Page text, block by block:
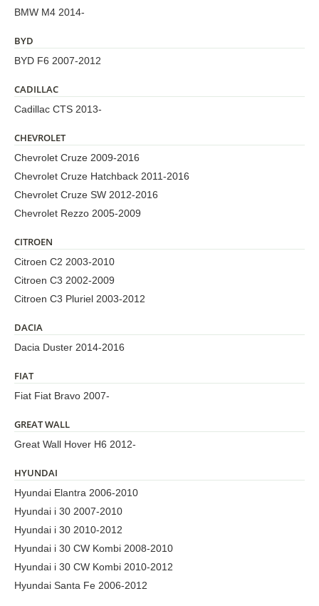
BMW M4 2014-
BYD
BYD F6 2007-2012
CADILLAC
Cadillac CTS 2013-
CHEVROLET
Chevrolet Cruze 2009-2016
Chevrolet Cruze Hatchback 2011-2016
Chevrolet Cruze SW 2012-2016
Chevrolet Rezzo 2005-2009
CITROEN
Citroen C2 2003-2010
Citroen C3 2002-2009
Citroen C3 Pluriel 2003-2012
DACIA
Dacia Duster 2014-2016
FIAT
Fiat Fiat Bravo 2007-
GREAT WALL
Great Wall Hover H6 2012-
HYUNDAI
Hyundai Elantra 2006-2010
Hyundai i 30 2007-2010
Hyundai i 30 2010-2012
Hyundai i 30 CW Kombi 2008-2010
Hyundai i 30 CW Kombi 2010-2012
Hyundai Santa Fe 2006-2012